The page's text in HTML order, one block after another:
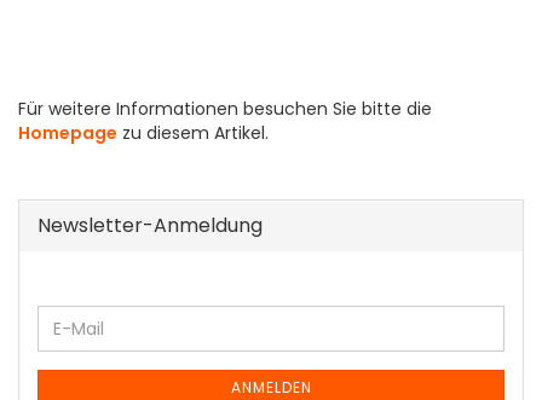
Für weitere Informationen besuchen Sie bitte die
Homepage zu diesem Artikel.
Newsletter-Anmeldung
WEITER
ZUR
NEWSLETTER-
E-
Mail
ANMELDEN